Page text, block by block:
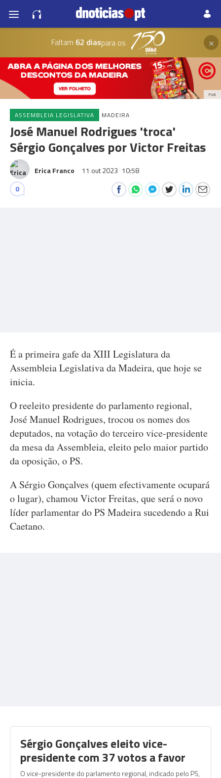
Faltam 62 diaspara os ×
PUB
ASSEMBLEIA LEGISLATIVA MADEIRA
José Manuel Rodrigues 'troca'
Sérgio Gonçalves por Victor Freitas
Erica Franco 11 out 2023 10:58
0
É a primeira gafe da XIII Legislatura da
Assembleia Legislativa da Madeira, que hoje se
inicia.
O reeleito presidente do parlamento regional,
José Manuel Rodrigues, trocou os nomes dos
deputados, na votação do terceiro vice-presidente
da mesa da Assembleia, eleito pelo maior partido
da oposição, o PS.
A Sérgio Gonçalves (quem efectivamente ocupará
o lugar), chamou Victor Freitas, que será o novo
líder parlamentar do PS Madeira sucedendo a Rui
Caetano.
Sérgio Gonçalves eleito vice-
presidente com 37 votos a favor
O vice-presidente do parlamento regional, indicado pelo PS,